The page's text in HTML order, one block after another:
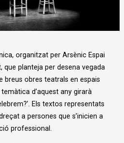
organitzat per Arsènic Espai
que planteja per desena vegada
breus obres teatrals en espais
d’aquest any girarà
Els textos representats
a persones que s’inicien a
professional.